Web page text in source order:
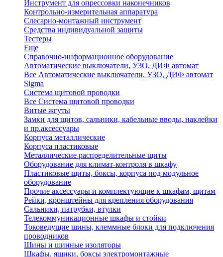
Инструмент для опрессовки наконечников
Контрольно-измерительная аппаратура
Слесарно-монтажный инструмент
Средства индивидуальной защиты
Тестеры
Еще
Справочно-информационное оборудование
Автоматические выключатели, УЗО, ДИФ автомат
Все Автоматические выключатели, УЗО, ДИФ автомат
Sigma
Система щитовой проводки
Все Система щитовой проводки
Витые жгуты
Замки для щитов, сальники, кабельные вводы, наклейки
и пр.аксессуары
Корпуса металлические
Корпуса пластиковые
Металлические распределительные щиты
Оборудование для климат-контроля в шкафу
Пластиковые щиты, боксы, корпуса под модульное
оборудование
Прочие аксессуары и комплектующие к шкафам, щитам
Рейки, кронштейны для крепления оборудования
Сальники, патрубки, втулки
Телекоммуникационные шкафы и стойки
Токоведущие шины, клеммные блоки для подключения
проводников
Шины и шинные изоляторы
Шкафы, ящики, боксы электромонтажные